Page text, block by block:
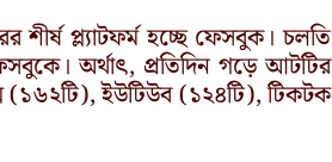
শীর্ষ প্ল্যাটফর্ম হচ্ছে ফেসবুক। চলতি
অর্থাৎ, প্রতিদিন গড়ে আটটির
(১৬২টি), ইউটিউব (১২৪টি), টিকটক